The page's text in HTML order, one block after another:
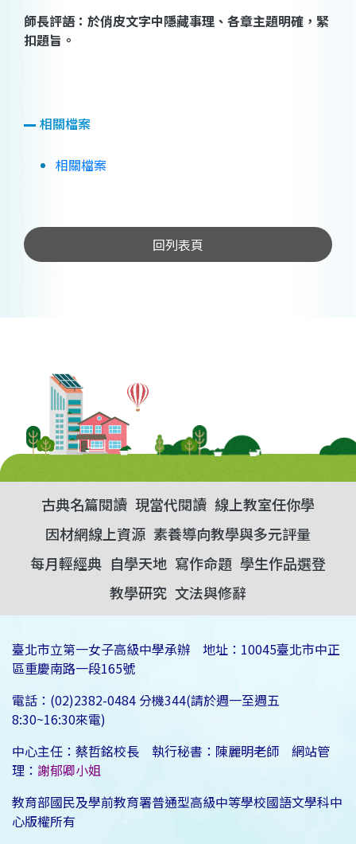
師長評語：於俏皮文字中隱藏事理、各章主題明確，緊
扣題旨。
相關檔案
相關檔案
回列表頁
古典名篇閱讀 現當代閱讀 線上教室任你學
因材網線上資源 素養導向教學與多元評量
每月輕經典 自學天地 寫作命題 學生作品選登
教學研究 文法與修辭
臺北市立第一女子高級中學承辦 地址：10045臺北市中正
區重慶南路一段165號
電話：(02)2382-0484 分機344(請於週一至週五
8:30~16:30來電)
中心主任：蔡哲銘校長 執行秘書：陳麗明老師 網站管
理： 謝郁卿小姐
教育部國民及學前教育署普通型高級中等學校國語文學科中
心版權所有